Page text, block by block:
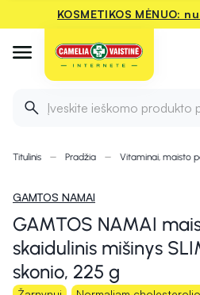
KOSMETIKOS MĖNUO:
Įveskite ieškomo produkto
Titulinis Pradžia Vitaminai, maisto
GAMTOS NAMAI
GAMTOS NAMAI
skaidulinis mišinys
skonio, 225 g